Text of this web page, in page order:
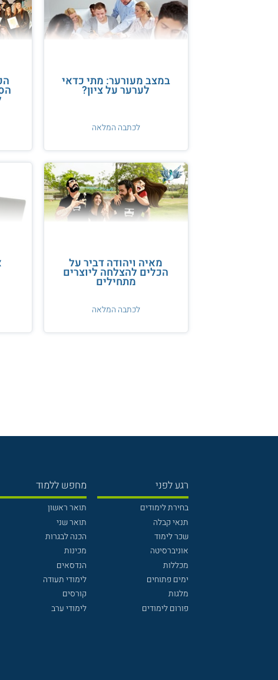
במצב מעורער: מתי כדאי
לערער על ציון?
לכתבה המלאה
מאיה ויהודה דביר על
הכלים להצלחה ליוצרים
מתחילים
לכתבה המלאה
רגע לפני
בחירת לימודים
תנאי קבלה
שכר לימוד
אוניברסיטה
מכללות
ימים פתוחים
מלגות
פורום לימודים
מחפש ללמוד
תואר ראשון
תואר שני
הכנה לבגרות
מכינות
הנדסאים
לימודי תעודה
קורסים
לימודי ערב